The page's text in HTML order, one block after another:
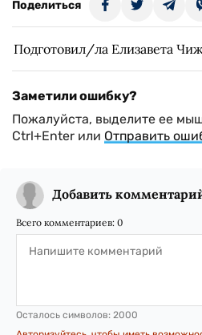
Поделиться
Подготовил/ла Елизавета
Заметили ошибку?
Пожалуйста, выделите ее
Ctrl+Enter или Отправить
Добавить
Всего комментариев: 0
Осталось символов: 2000